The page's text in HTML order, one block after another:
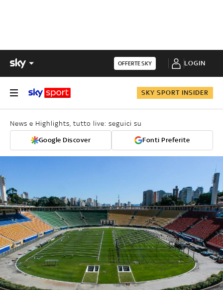
OFFERTE SKY LOGIN
SKY SPORT INSIDER
News e Highlights, tutto live: seguici su
Google Discover Fonti Preferite